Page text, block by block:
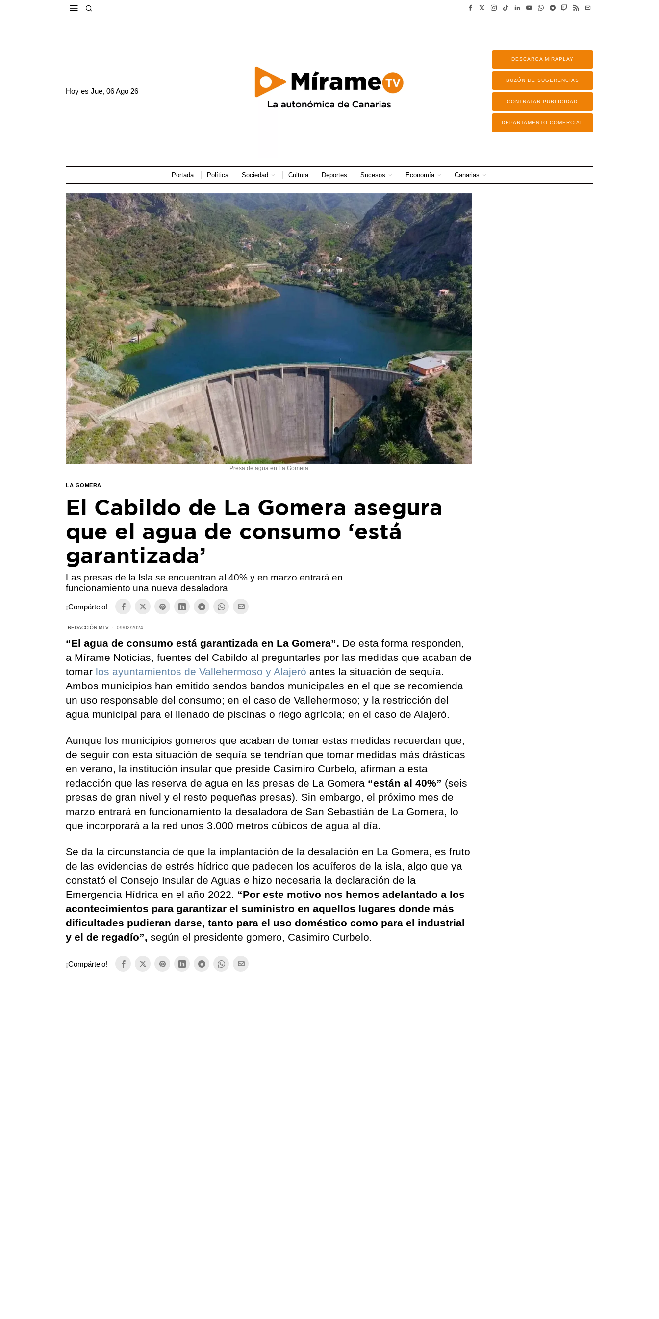
Hoy esJue, 06 Ago 26
DESCARGA MIRAPLAY
BUZÓN DE SUGERENCIAS
CONTRATAR PUBLICIDAD
DEPARTAMENTO COMERCIAL
Portada Política Sociedad Cultura Deportes Sucesos Economía Canarias
Presa de agua en La Gomera
LA GOMERA
El Cabildo de La Gomera asegura
que el agua de consumo ‘está
garantizada’
Las presas de la Isla se encuentran al 40% y en marzo entrará en
funcionamiento una nueva desaladora
¡Compártelo!
REDACCIÓN MTV 09/02/2024
“El agua de consumo está garantizada en La Gomera”. De esta forma responden,
a Mírame Noticias, fuentes del Cabildo al preguntarles por las medidas que acaban de
tomar los ayuntamientos de Vallehermoso y Alajeró antes la situación de sequía.
Ambos municipios han emitido sendos bandos municipales en el que se recomienda
un uso responsable del consumo; en el caso de Vallehermoso; y la restricción del
agua municipal para el llenado de piscinas o riego agrícola; en el caso de Alajeró.
Aunque los municipios gomeros que acaban de tomar estas medidas recuerdan que,
de seguir con esta situación de sequía se tendrían que tomar medidas más drásticas
en verano, la institución insular que preside Casimiro Curbelo, afirman a esta
redacción que las reserva de agua en las presas de La Gomera “están al 40%” (seis
presas de gran nivel y el resto pequeñas presas). Sin embargo, el próximo mes de
marzo entrará en funcionamiento la desaladora de San Sebastián de La Gomera, lo
que incorporará a la red unos 3.000 metros cúbicos de agua al día.
Se da la circunstancia de que la implantación de la desalación en La Gomera, es fruto
de las evidencias de estrés hídrico que padecen los acuíferos de la isla, algo que ya
constató el Consejo Insular de Aguas e hizo necesaria la declaración de la
Emergencia Hídrica en el año 2022. “Por este motivo nos hemos adelantado a los
acontecimientos para garantizar el suministro en aquellos lugares donde más
dificultades pudieran darse, tanto para el uso doméstico como para el industrial
y el de regadío”, según el presidente gomero, Casimiro Curbelo.
¡Compártelo!